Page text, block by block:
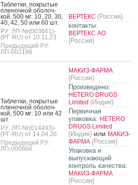
Таб­летки, пок­ры­тые
пле­ноч­ной обо­лоч­
кой, 500 мг: 10, 20, 30,
40, 42, 50 или 60 шт.
РУ: ЛП-№(003661)-
(РГ-RU) от 10.11.23
Предыдущий РУ:
ЛП-002186
ВЕРТЕКС (Россия)
контакты:
ВЕРТЕКС АО
(Россия)
Таб­летки, пок­ры­тые
пле­ноч­ной обо­лоч­
кой, 500 мг: 10 или 42
шт.
РУ: ЛП-№(014493)-
(РГ-RU) от 14.04.26
Предыдущий РУ:
ЛП-000666
МАКИЗ-ФАРМА
(Россия)
Произведено:
HETERO DRUGS
Limited (Индия)
Первичная
упаковка: HETERO
DRUGS Limited
(Индия) или МАКИЗ-
ФАРМА (Россия)
Упаковка и
выпускающий
контроль качества:
МАКИЗ-ФАРМА
(Россия)